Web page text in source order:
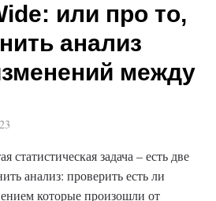
или про то,
анализ
между
статистическая задача – есть две
анализ: проверить есть ли
которые произошли от